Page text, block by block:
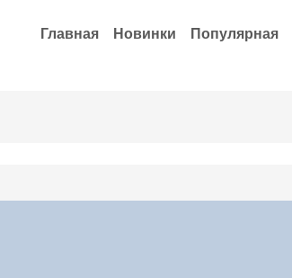
Главная Новинки Популярная